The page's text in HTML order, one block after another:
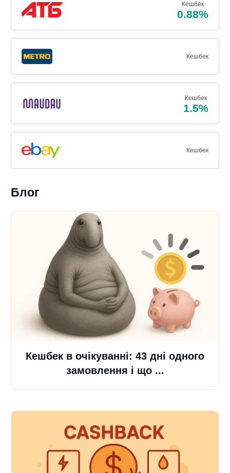
Кешбек
0.88%
Кешбек
Кешбек
1.5%
Кешбек
Блог
Кешбек в очікуванні: 43 дні одного
замовлення і що ...